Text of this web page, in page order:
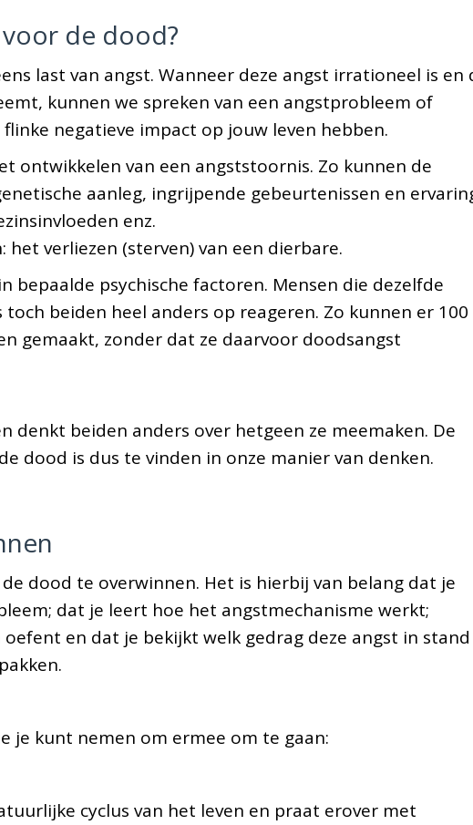
de dood?
last van angst. Wanneer deze angst irrationeel is en
kunnen we spreken van een angstprobleem of
negatieve impact op jouw leven hebben.
ontwikkelen van een angststoornis. Zo kunnen de
aanleg, ingrijpende gebeurtenissen en
enz.
verliezen (sterven) van een dierbare.
bepaalde psychische factoren. Mensen die dezelfde
beiden heel anders op reageren. Zo kunnen er 100
gemaakt, zonder dat ze daarvoor doodsangst
denkt beiden anders over hetgeen ze meemaken. De
dood is dus te vinden in onze manier van denken.
dood te overwinnen. Het is hierbij van belang dat je
dat je leert hoe het angstmechanisme werkt;
en dat je bekijkt welk gedrag deze angst in stand
je kunt nemen om ermee om te gaan:
cyclus van het leven en praat erover met